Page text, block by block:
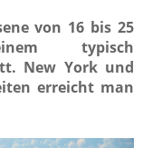
von 16 bis 25
typisch
New York und
erreicht man